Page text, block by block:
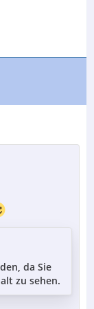
da Sie
zu sehen.